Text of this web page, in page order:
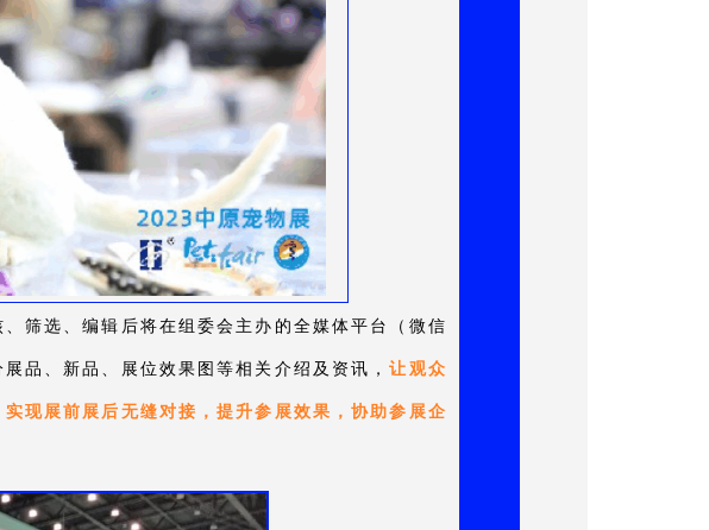
筛选、编辑后将在组委会主办的全媒体平台（微信
品、新品、展位效果图等相关介绍及资讯，让观众
现展前展后无缝对接，提升参展效果，协助参展企